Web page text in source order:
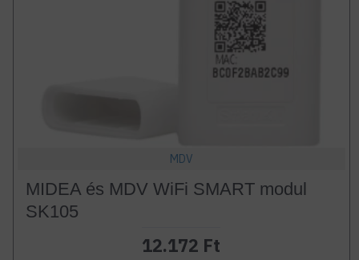
MDV
MIDEA és MDV WiFi SMART modul
SK105
12.172 Ft